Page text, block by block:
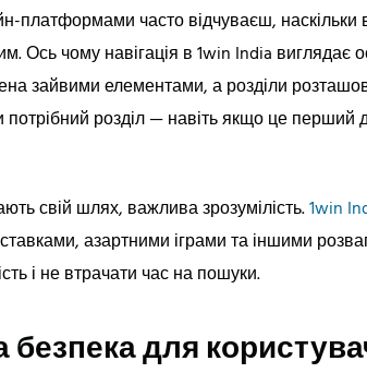
платформами часто відчуваєш,
Ось чому навігація в 1win India виглядає
зайвими елементами, а розділи
розділ — навіть якщо це перший
свій шлях, важлива зрозумілість.1win
азартними іграми та іншими
і не втрачати час на пошуки.
для